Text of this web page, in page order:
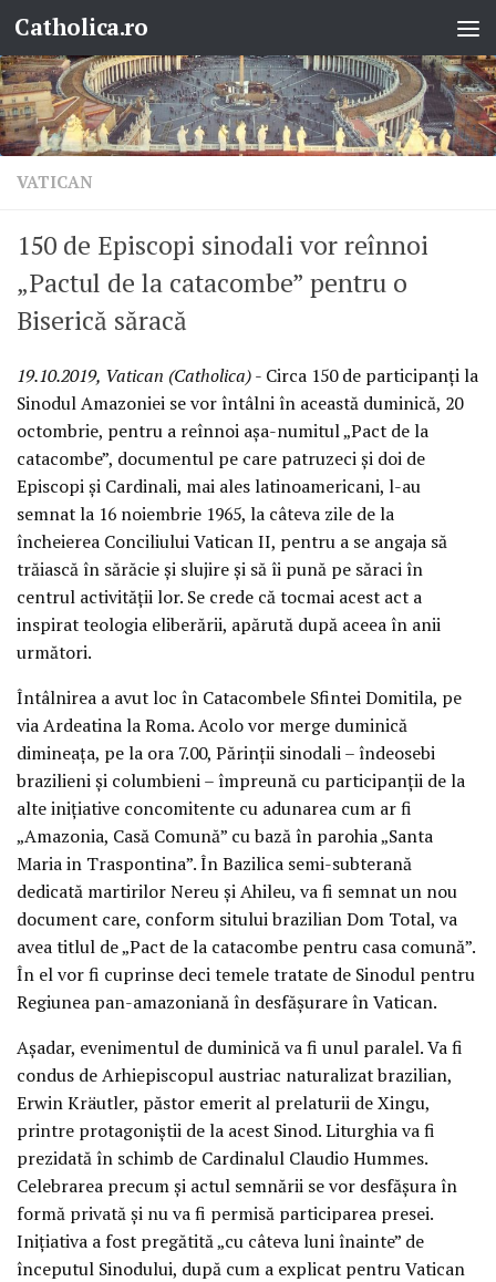
Skip to content
Catholica.ro
VATICAN
150 de Episcopi sinodali vor reînnoi
„Pactul de la catacombe” pentru o
Biserică săracă
19.10.2019, Vatican (Catholica)- Circa 150 de participanți la
Sinodul Amazoniei se vor întâlni în această duminică, 20
octombrie, pentru a reînnoi așa-numitul „Pact de la
catacombe”, documentul pe care patruzeci și doi de
Episcopi și Cardinali, mai ales latinoamericani, l-au
semnat la 16 noiembrie 1965, la câteva zile de la
încheierea Conciliului Vatican II, pentru a se angaja să
trăiască în sărăcie și slujire și să îi pună pe săraci în
centrul activității lor. Se crede că tocmai acest act a
inspirat teologia eliberării, apărută după aceea în anii
următori.
Întâlnirea a avut loc în Catacombele Sfintei Domitila, pe
via Ardeatina la Roma. Acolo vor merge duminică
dimineața, pe la ora 7.00, Părinții sinodali – îndeosebi
brazilieni și columbieni – împreună cu participanții de la
alte inițiative concomitente cu adunarea cum ar fi
„Amazonia, Casă Comună” cu bază în parohia „Santa
Maria in Traspontina”. În Bazilica semi-subterană
dedicată martirilor Nereu și Ahileu, va fi semnat un nou
document care, conform sitului brazilian Dom Total, va
avea titlul de „Pact de la catacombe pentru casa comună”.
În el vor fi cuprinse deci temele tratate de Sinodul pentru
Regiunea pan-amazoniană în desfășurare în Vatican.
Așadar, evenimentul de duminică va fi unul paralel. Va fi
condus de Arhiepiscopul austriac naturalizat brazilian,
Erwin Kräutler, păstor emerit al prelaturii de Xingu,
printre protagoniștii de la acest Sinod. Liturghia va fi
prezidată în schimb de Cardinalul Claudio Hummes.
Celebrarea precum și actul semnării se vor desfășura în
formă privată și nu va fi permisă participarea presei.
Inițiativa a fost pregătită „cu câteva luni înainte” de
începutul Sinodului, după cum a explicat pentru Vatican